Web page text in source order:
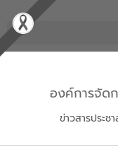
องค์การจัด
ข่าวสารประ